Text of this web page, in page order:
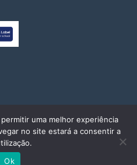
instagram
uma melhor experiência
no site estará a consentir a
Ok